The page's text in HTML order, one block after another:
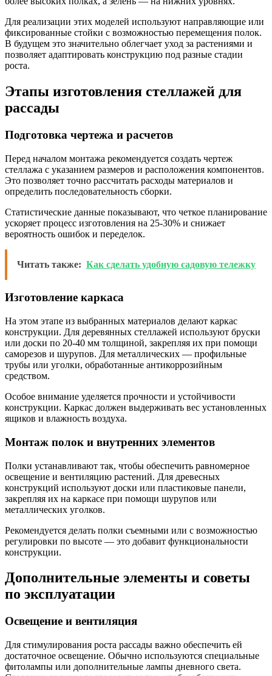
Для реализации этих моделей используют направляющие или
фиксированные стойки с возможностью перемещения полок.
В будущем это значительно облегчает уход за растениями и
позволяет адаптировать конструкцию под разные стадии
роста.
Этапы изготовления стеллажей для
рассады
Подготовка чертежа и расчетов
Перед началом монтажа рекомендуется создать чертеж
стеллажа с указанием размеров и расположения компонентов.
Это позволяет точно рассчитать расходы материалов и
определить последовательность сборки.
Статистические данные показывают, что четкое планирование
ускоряет процесс изготовления на 25-30% и снижает
вероятность ошибок и переделок.
Читать также: Как сделать удобную садовую тележку
Изготовление каркаса
На этом этапе из выбранных материалов делают каркас
конструкции. Для деревянных стеллажей используют бруски
или доски по 20-40 мм толщиной, закрепляя их при помощи
саморезов и шурупов. Для металлических — профильные
трубы или уголки, обработанные антикоррозийным
средством.
Особое внимание уделяется прочности и устойчивости
конструкции. Каркас должен выдерживать вес установленных
ящиков и влажность воздуха.
Монтаж полок и внутренних элементов
Полки устанавливают так, чтобы обеспечить равномерное
освещение и вентиляцию растений. Для древесных
конструкций используют доски или пластиковые панели,
закрепляя их на каркасе при помощи шурупов или
металлических уголков.
Рекомендуется делать полки съемными или с возможностью
регулировки по высоте — это добавит функциональности
конструкции.
Дополнительные элементы и советы
по эксплуатации
Освещение и вентиляция
Для стимулирования роста рассады важно обеспечить ей
достаточное освещение. Обычно используются специальные
фитолампы или дополнительные лампы дневного света.